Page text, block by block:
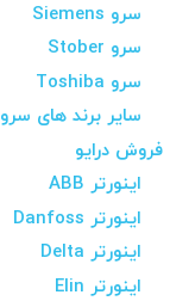
سرو Siemens
سرو Stober
سرو Toshiba
سایر برند های سرو
فروش درایو
اینورتر ABB
اینورتر Danfoss
اینورتر Delta
اینورتر Elin